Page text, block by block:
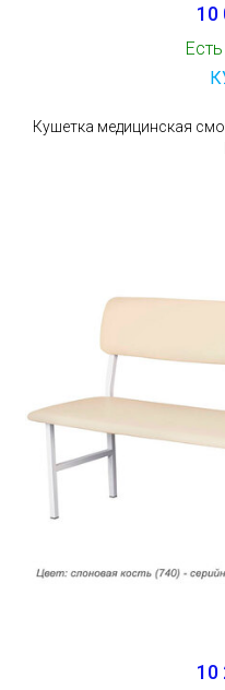
10
Кушетка медицинская
10